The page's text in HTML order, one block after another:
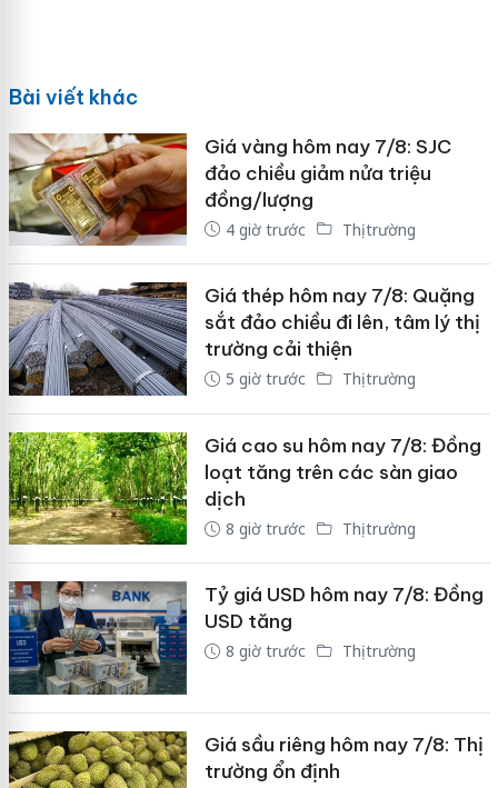
Bài viết khác
Giá vàng hôm nay 7/8: SJC
đảo chiều giảm nửa triệu
đồng/lượng
4 giờ trước Thị trường
Giá thép hôm nay 7/8: Quặng
sắt đảo chiều đi lên, tâm lý thị
trường cải thiện
5 giờ trước Thị trường
Giá cao su hôm nay 7/8: Đồng
loạt tăng trên các sàn giao
dịch
8 giờ trước Thị trường
Tỷ giá USD hôm nay 7/8: Đồng
USD tăng
8 giờ trước Thị trường
Giá sầu riêng hôm nay 7/8: Thị
trường ổn định